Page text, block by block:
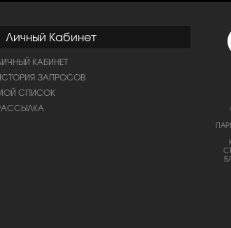
Личный Кабинет
КАБИНЕТ
ЗАПРОСОВ
СПИСОК